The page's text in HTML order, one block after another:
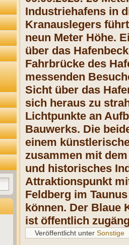
Industriehafens in
Kranauslegers
neun Meter Höhe.
über das
Fahrbrücke des
messenden
Sicht über das
sich heraus zu
Lichtpunkte an
Bauwerks. Die
einem
zusammen mit
und historisches
Attraktionspunkt
Feldberg im
können. Der Blaue
ist öffentlich
Veröffentlicht unter Sonstige